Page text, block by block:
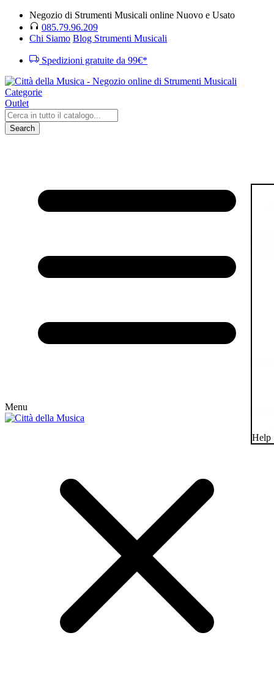
Negozio di Strumenti Musicali online Nuovo e Usato
085.79.96.209
Chi Siamo Blog Strumenti Musicali
Spedizioni gratuite da 99€*
Categorie
Outlet
Search
Menu
Help